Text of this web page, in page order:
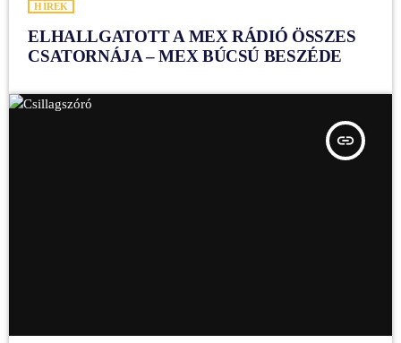
HÍREK
ELHALLGATOTT A MEX RÁDIÓ ÖSSZES
CSATORNÁJA – MEX BÚCSÚ BESZÉDE
insert_link